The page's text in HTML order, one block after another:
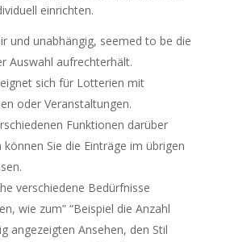
einrichten.
und unabhängig, seemed to be die
Auswahl aufrechterhält.
sich für Lotterien mit
oder Veranstaltungen.
Funktionen darüber
Sie die Einträge im übrigen
verschiedene Bedürfnisse
wie zum” “Beispiel die Anzahl
angezeigten Ansehen, den Stil